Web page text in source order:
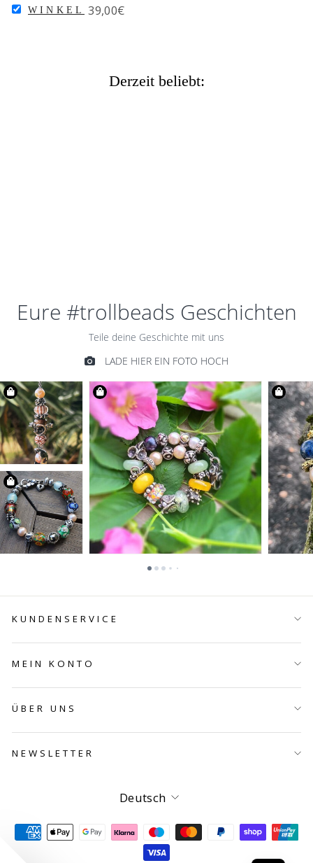
-
SELECT
WINKEL Price
39,00€
Derzeit beliebt:
KUNDENSERVICE
MEIN KONTO
ÜBER UNS
NEWSLETTER
Sprache
Deutsch